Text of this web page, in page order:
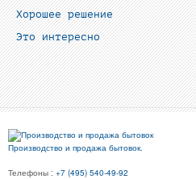
Хорошее решение
Это интересно
Производство и продажа бытовок.
Телефоны : +7 (495) 540-49-92